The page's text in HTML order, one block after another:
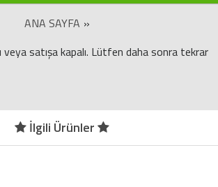
ANA SAYFA »
veya satışa kapalı. Lütfen daha sonra tekrar
İlgili Ürünler